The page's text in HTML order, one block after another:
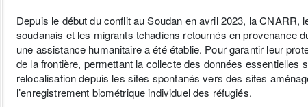
Depuis le début du conflit au Soudan en avril 2023, la
soudanais et les migrants tchadiens retournés en provenance
une assistance humanitaire a été établie. Pour garantir leur
de la frontière, permettant la collecte des données
relocalisation depuis les sites spontanés vers des sites
l’enregistrement biométrique individuel des réfugiés.